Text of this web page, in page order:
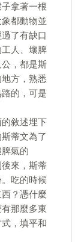
拿著一根
都動物並
了有缺口
人、壞脾
，都是斯
方，熟悉
的，可是
敘述埋下
蒂文為了
氣的
來，斯蒂
吃的時候
？憑什麼
那麼多東
，填平和